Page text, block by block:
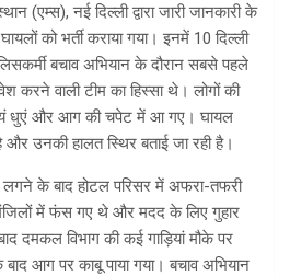
(एम्स), नई दिल्ली द्वारा जारी जानकारी के
को भर्ती कराया गया। इनमें 10 दिल्ली
बचाव अभियान के दौरान सबसे पहले
करने वाली टीम का हिस्सा थे। लोगों की
धुएं और आग की चपेट में आ गए। घायल
और उनकी हालत स्थिर बताई जा रही है।
लगने के बाद होटल परिसर में अफरा-तफरी
में फंस गए थे और मदद के लिए गुहार
दमकल विभाग की कई गाड़ियां मौके पर
आग पर काबू पाया गया। बचाव अभियान